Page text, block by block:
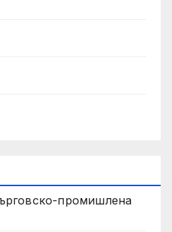
промишлена